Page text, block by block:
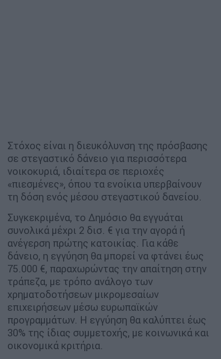
Στόχος είναι η διευκόλυνση της πρόσβασης
σε στεγαστικό δάνειο για περισσότερα
νοικοκυριά, ιδιαίτερα σε περιοχές
«πιεσμένες», όπου τα ενοίκια υπερβαίνουν
τη δόση ενός μέσου στεγαστικού δανείου.
Συγκεκριμένα, το Δημόσιο θα εγγυάται
συνολικά μέχρι 2 δισ. € για την αγορά ή
ανέγερση πρώτης κατοικίας. Για κάθε
δάνειο, η εγγύηση θα μπορεί να φτάνει έως
75.000 €, παραχωρώντας την απαίτηση στην
τράπεζα, με τρόπο ανάλογο των
χρηματοδοτήσεων μικρομεσαίων
επιχειρήσεων μέσω ευρωπαϊκών
προγραμμάτων. Η εγγύηση θα καλύπτει έως
30% της ίδιας συμμετοχής, με κοινωνικά και
οικονομικά κριτήρια.